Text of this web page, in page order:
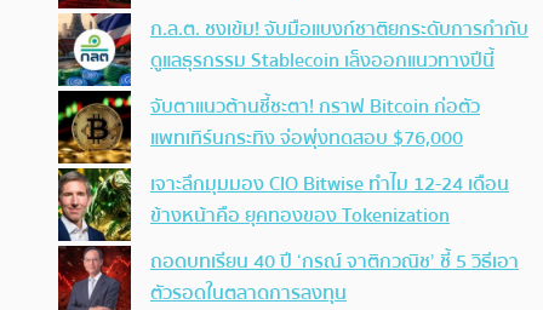
ก.ล.ต. ชงเข้ม! จับมือแบงก์ชาติยกระดับการกำกับ
ดูแลธุรกรรม Stablecoin เล็งออกแนวทางปีนี้
จับตาแนวต้านชี้ชะตา! กราฟ Bitcoin ก่อตัว
แพทเทิร์นกระทิง จ่อพุ่งทดสอบ $76,000
เจาะลึกมุมมอง CIO Bitwise ทำไม 12-24 เดือน
ข้างหน้าคือ ยุคทองของ Tokenization
ถอดบทเรียน 40 ปี ‘กรณ์ จาติกวณิช’ ชี้ 5 วิธีเอา
ตัวรอดในตลาดการลงทุน